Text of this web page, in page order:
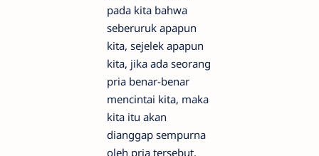
pada kita bahwa
seberuruk apapun
kita, sejelek apapun
kita, jika ada seorang
pria benar-benar
mencintai kita, maka
kita itu akan
dianggap sempurna
oleh pria tersebut.